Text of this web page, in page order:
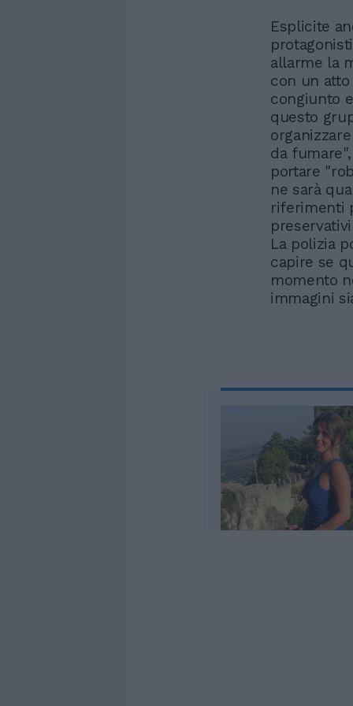
Esplicite
allarme la
con un
congiunto
questo
da
portare
ne sarà
riferimenti
La polizia
capire se
momento
immagini